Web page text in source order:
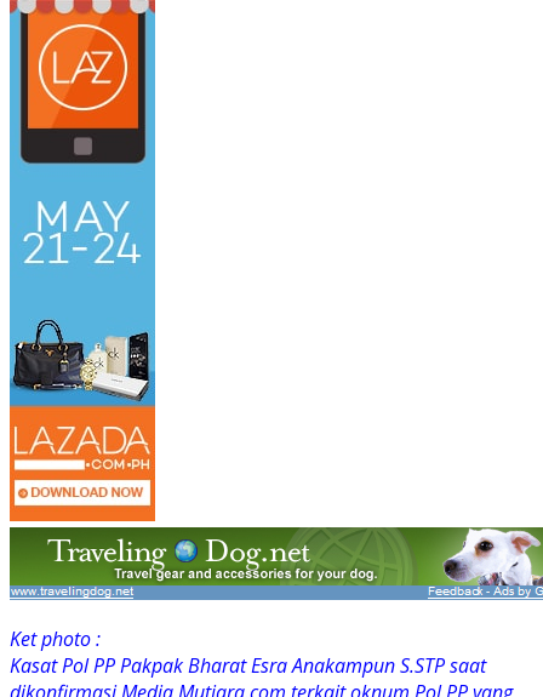
Ket photo :
Kasat Pol PP Pakpak Bharat Esra Anakampun S.STP saat